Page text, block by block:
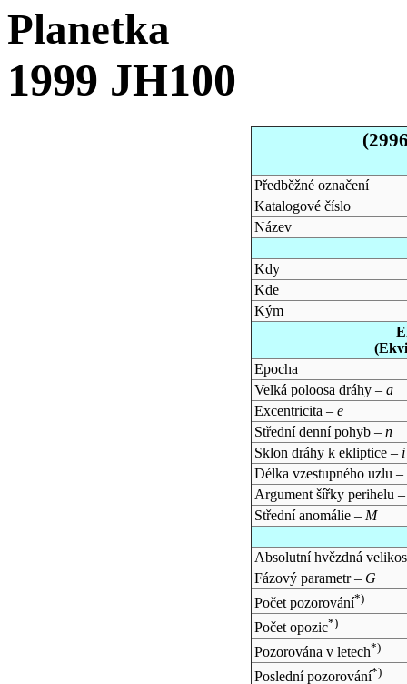
Planetka
1999 JH100
Předběžné označení
Katalogové číslo
Název
Kdy
Kde
Kým
Epocha
Velká poloosa dráhy – a
Excentricita – e
Střední denní pohyb – n
Sklon dráhy k ekliptice – i
Délka vzestupného uzlu –
Argument šířky perihelu
Střední anomálie – M
Absolutní hvězdná
Fázový parametr – G
Počet pozorování*)
Počet opozic*)
Pozorována v letech*)
Poslední pozorování*)